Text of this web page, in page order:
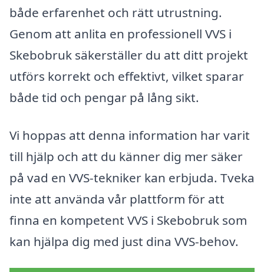
både erfarenhet och rätt utrustning.
Genom att anlita en professionell VVS i
Skebobruk säkerställer du att ditt projekt
utförs korrekt och effektivt, vilket sparar
både tid och pengar på lång sikt.
Vi hoppas att denna information har varit
till hjälp och att du känner dig mer säker
på vad en VVS-tekniker kan erbjuda. Tveka
inte att använda vår plattform för att
finna en kompetent VVS i Skebobruk som
kan hjälpa dig med just dina VVS-behov.